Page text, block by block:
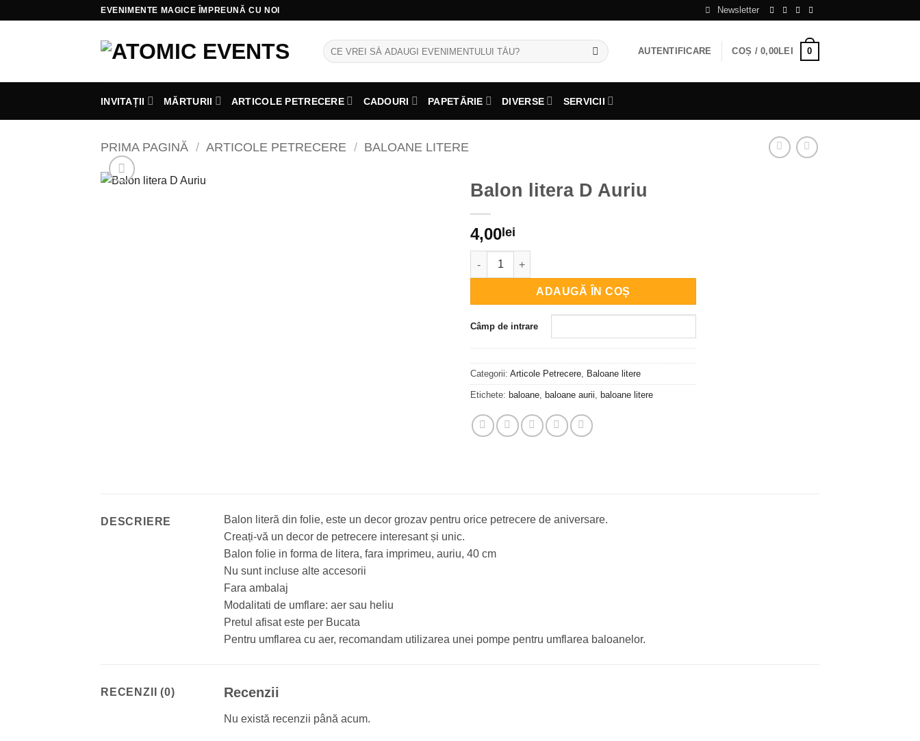
EVENIMENTE MAGICE ÎMPREUNĂ CU NOI Newsletter
Caută
după:
AUTENTIFICARE COȘ /0,00LEI 0
INVITAȚII MĂRTURII ARTICOLE PETRECERE CADOURI PAPETĂRIE DIVERSE SERVICII
PRIMA PAGINĂ / ARTICOLE PETRECERE / BALOANE LITERE
Balon litera D Auriu
4,00 lei
Cantitate Balon litera D Auriu
ADAUGĂ ÎN COȘ
Câmp de intrare
Categorii: Articole Petrecere Baloane litere
Etichete: baloane baloane aurii baloane litere
DESCRIERE
Balon literă din folie, este un decor grozav pentru orice petrecere de aniversare.
Creați-vă un decor de petrecere interesant și unic.
Balon folie in forma de litera, fara imprimeu, auriu, 40 cm
Nu sunt incluse alte accesorii
Fara ambalaj
Modalitati de umflare: aer sau heliu
Pretul afisat este per Bucata
Pentru umflarea cu aer, recomandam utilizarea unei pompe pentru umflarea baloanelor.
RECENZII (0) Recenzii
Nu există recenzii până acum.